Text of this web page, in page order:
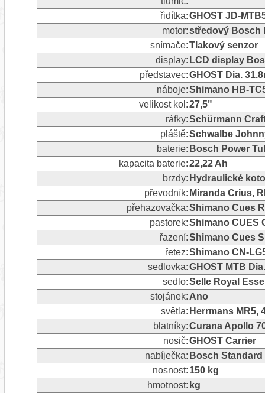
řidítka:GHOST JD-
motor:středový Bosch
snímače:Tlakový senzor
display: LCD display
představec:GHOST Dia.
náboje:Shimano HB-
velikost kol:27,5"
ráfky:Schürmann
pláště:Schwalbe
baterie: Bosch Power
kapacita baterie:22,22 Ah
brzdy: Hydraulické
převodník: Miranda Crius,
přehazovačka:Shimano Cues
pastorek:Shimano CUES
řazení:Shimano Cues
řetez:Shimano CN-
sedlovka:GHOST MTB
sedlo:Selle Royal
stojánek: Ano
světla: Herrmans MR5,
blatníky:Curana Apollo
nosič:GHOST Carrier
nabíječka: Bosch
nosnost: 150 kg
hmotnost: kg